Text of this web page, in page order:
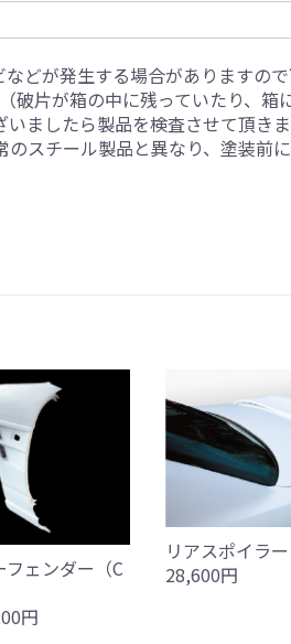
どが発生する場合がありますの
破片が箱の中に残っていたり、箱
ましたら製品を検査させて頂き
スチール製品と異なり、塗装前
ェンダー（C
円
リアスポイラー
28,600円